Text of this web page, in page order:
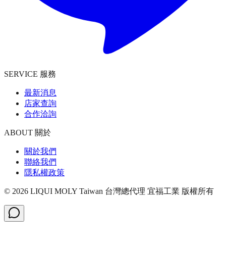
SERVICE 服務
最新消息
店家查詢
合作洽詢
ABOUT 關於
關於我們
聯絡我們
隱私權政策
© 2026 LIQUI MOLY Taiwan 台灣總代理 宜福工業 版權所有